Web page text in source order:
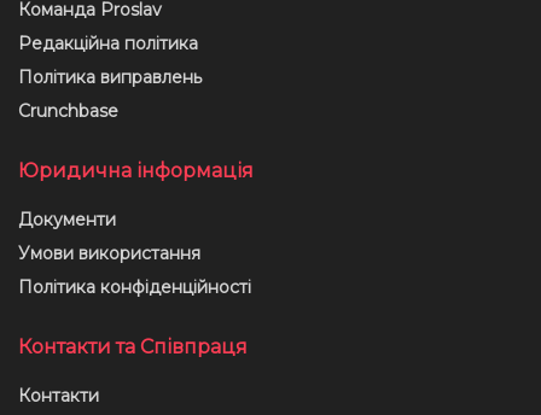
Команда Proslav
Редакційна політика
Політика виправлень
Crunchbase
Юридична інформація
Документи
Умови використання
Політика конфіденційності
Контакти та Співпраця
Контакти